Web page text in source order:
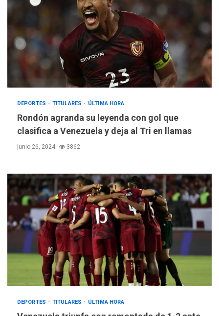
DEPORTES TITULARES ÚLTIMA HORA
Rondón agranda su leyenda con gol que
clasifica a Venezuela y deja al Tri en llamas
junio 26, 2024 3862
DEPORTES TITULARES ÚLTIMA HORA